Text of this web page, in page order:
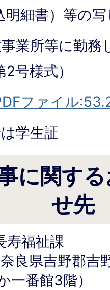
明細書）等の
事業所等に勤
号様式）
ファイル
学生証
に関す
せ先
寿福祉課
良県吉野郡吉
一番館3階）